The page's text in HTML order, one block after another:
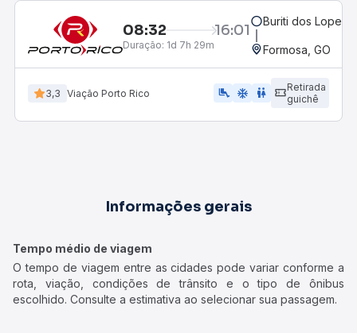
08:32 16:01
Duração: 1d 7h 29m
Buriti dos Lopes,
Formosa, GO
3,3 Viação Porto Rico airline_seat_legroom_extra ac_unit wc
Retirada
guichê
Informações gerais
Tempo médio de viagem
O tempo de viagem entre as cidades pode variar conforme a
rota, viação, condições de trânsito e o tipo de ônibus
escolhido. Consulte a estimativa ao selecionar sua passagem.